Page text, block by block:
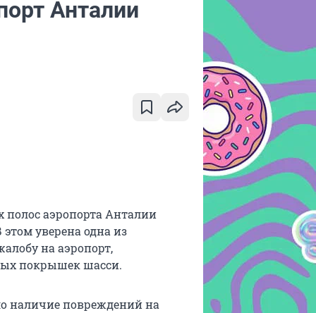
Анталии
полос аэропорта Анталии
уверена одна из
на аэропорт,
покрышек шасси.
наличие повреждений на